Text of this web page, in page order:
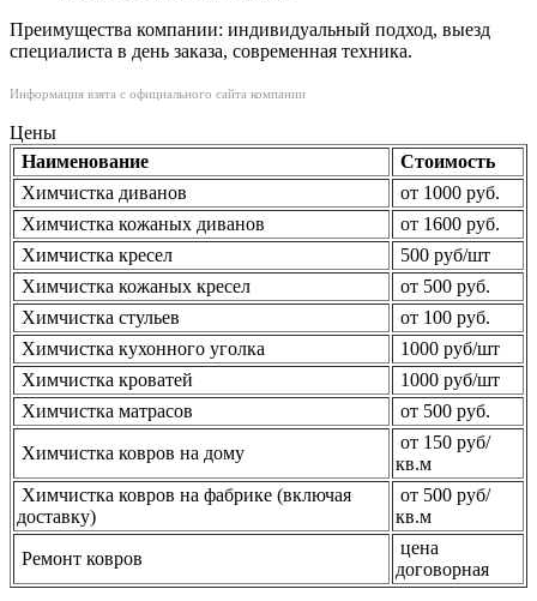
Преимущества компании: индивидуальный подход, выезд
специалиста в день заказа, современная техника.
Информация взята с официального сайта компании
Цены
Наименование
Стоимость
Химчистка диванов
от 1000 руб.
Химчистка кожаных диванов
от 1600 руб.
Химчистка кресел
500 руб/шт
Химчистка кожаных кресел
от 500 руб.
Химчистка стульев
от 100 руб.
Химчистка кухонного уголка
1000 руб/шт
Химчистка кроватей
1000 руб/шт
Химчистка матрасов
от 500 руб.
Химчистка ковров на дому
от 150 руб/
кв.м
Химчистка ковров на фабрике (включая
доставку)
от 500 руб/
кв.м
Ремонт ковров
цена
договорная